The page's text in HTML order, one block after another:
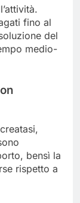
fino al
del
medio-
bensì la
rispetto a